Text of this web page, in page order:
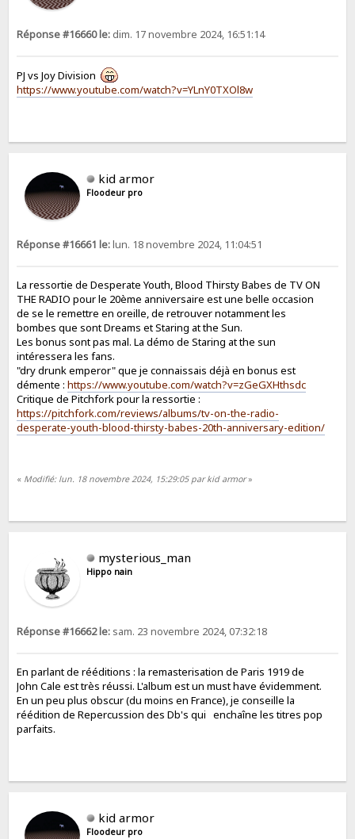
Réponse #16660 le: dim. 17 novembre 2024, 16:51:14
PJ vs Joy Division
https://www.youtube.com/watch?v=YLnY0TXOl8w
kid armor
Floodeur pro
Réponse #16661 le:lun. 18 novembre 2024, 11:04:51
La ressortie de Desperate Youth, Blood Thirsty Babes de TV ON
THE RADIO pour le 20ème anniversaire est une belle occasion
de se le remettre en oreille, de retrouver notamment les
bombes que sont Dreams et Staring at the Sun.
Les bonus sont pas mal. La démo de Staring at the sun
intéressera les fans.
"dry drunk emperor" que je connaissais déjà en bonus est
démente :https://www.youtube.com/watch?v=zGeGXHthsdc
Critique de Pitchfork pour la ressortie :
https://pitchfork.com/reviews/albums/tv-on-the-radio-
desperate-youth-blood-thirsty-babes-20th-anniversary-edition/
« Modifié: lun. 18 novembre 2024, 15:29:05 par kid armor»
mysterious_man
Hippo nain
Réponse #16662 le: sam. 23 novembre 2024, 07:32:18
En parlant de rééditions : la remasterisation de Paris 1919 de
John Cale est très réussi. L'album est un must have évidemment.
En un peu plus obscur (du moins en France), je conseille la
réédition de Repercussion des Db's qui enchaîne les titres pop
parfaits.
kid armor
Floodeur pro